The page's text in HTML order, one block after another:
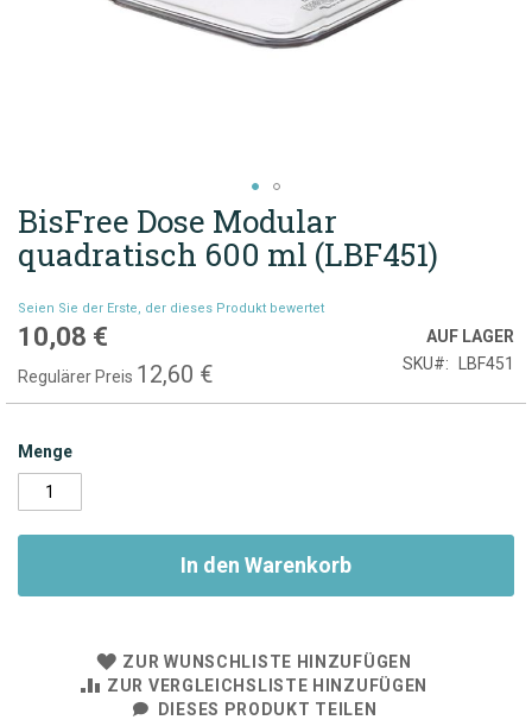
Zum
Anfang
der
springen
BisFree Dose Modular
quadratisch 600 ml (LBF451)
Seien Sie der Erste, der dieses Produkt bewertet
Sonderpreis
10,08 €
Regulärer Preis 12,60 €
AUF LAGER
SKU
LBF451
Menge
In den Warenkorb
ZUR WUNSCHLISTE HINZUFÜGEN
ZUR VERGLEICHSLISTE HINZUFÜGEN
DIESES PRODUKT TEILEN